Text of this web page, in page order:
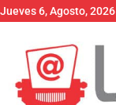
Jueves 6, Agosto, 2026